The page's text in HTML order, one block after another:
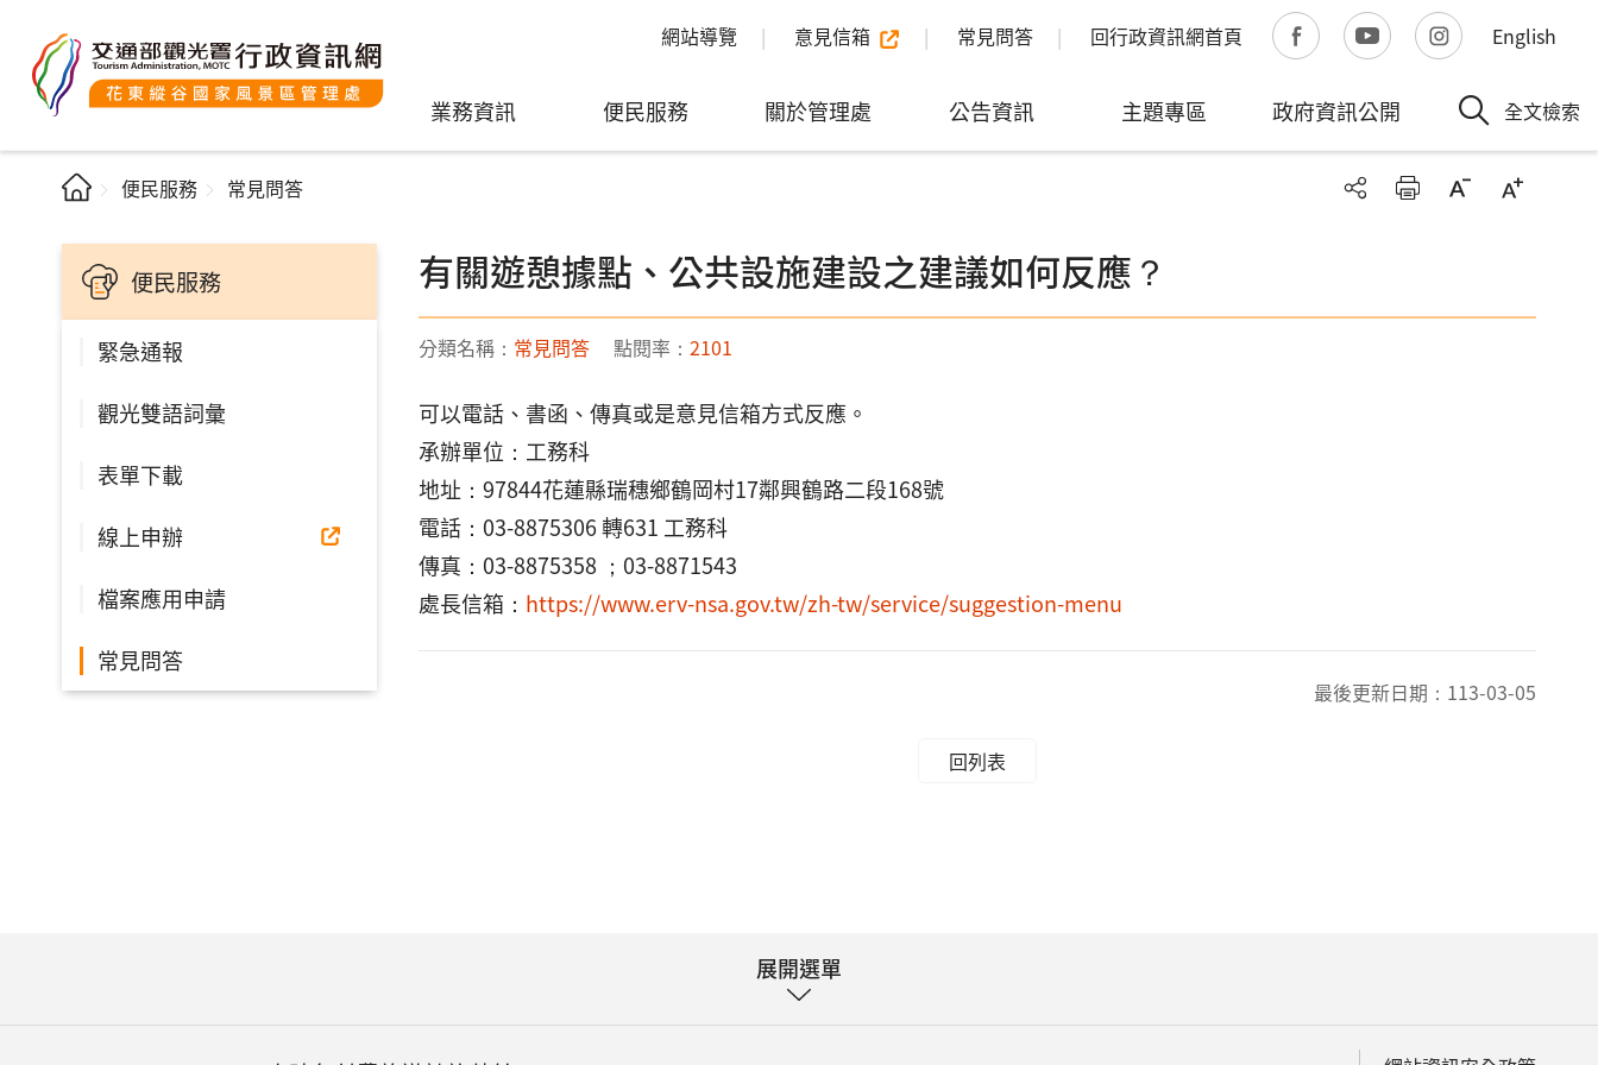
網站導覽 意見信箱 常見問答 回行政資訊網首頁 English
業務資訊 便民服務 關於管理處 公告資訊 主題專區 政府資訊公開 全文檢索
便民服務 常見問答
便民服務
緊急通報
觀光雙語詞彙
表單下載
線上申辦
檔案應用申請
常見問答
有關遊憩據點、公共設施建設之建議如何反應？
分類名稱： 常見問答 點閱率： 2101
可以電話、書函、傳真或是意見信箱方式反應。
承辦單位：工務科
地址：97844花蓮縣瑞穗鄉鶴岡村17鄰興鶴路二段168號
電話：03-8875306 轉631 工務科
傳真：03-8875358 ；03-8871543
處長信箱： https://www.erv-nsa.gov.tw/zh-tw/service/suggestion-menu
最後更新日期： 113-03-05
回列表
展開選單